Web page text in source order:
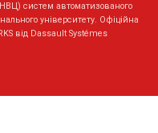
систем автоматизованого
університету. Офіційна
від Dassault Systémes